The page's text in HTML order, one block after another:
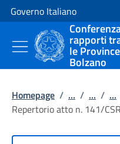
Vai al contenuto
Vai alla navigazione del sito
Governo Italiano
rapporti
le
Bolzano
Homepage / ... / ... / ...
Repertorio atto n. 141/CSR